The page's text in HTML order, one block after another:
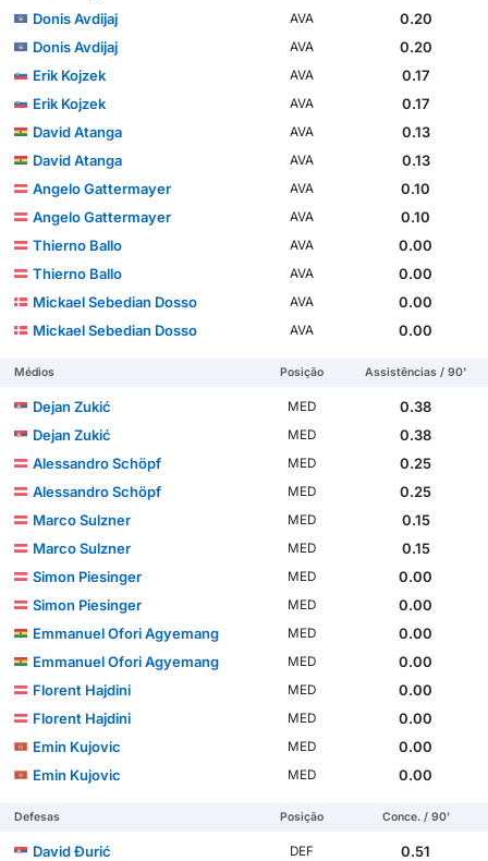
Donis Avdijaj
AVA
0.20
Donis Avdijaj
AVA
0.20
Erik Kojzek
AVA
0.17
Erik Kojzek
AVA
0.17
David Atanga
AVA
0.13
David Atanga
AVA
0.13
Angelo Gattermayer
AVA
0.10
Angelo Gattermayer
AVA
0.10
Thierno Ballo
AVA
0.00
Thierno Ballo
AVA
0.00
Mickael Sebedian Dosso
AVA
0.00
Mickael Sebedian Dosso
AVA 0.00
Médios Posição Assistências / 90'
Dejan Zukić MED
0.38
Dejan Zukić
MED
0.38
Alessandro Schöpf
MED
0.25
Alessandro Schöpf
MED
0.25
Marco Sulzner
MED
0.15
Marco Sulzner
MED
0.15
Simon Piesinger
MED
0.00
Simon Piesinger
MED
0.00
Emmanuel Ofori Agyemang
MED
0.00
Emmanuel Ofori Agyemang
MED
0.00
Florent Hajdini
MED
0.00
Florent Hajdini
MED
0.00
Emin Kujovic
MED
0.00
Emin Kujovic
MED 0.00
Defesas Posição Conce. / 90'
David Đurić DEF
0.51